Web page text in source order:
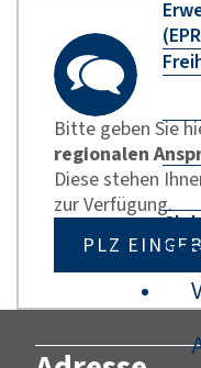
Bitte geben Sie
regionalen
Diese stehen
zur Verfügung.
PLZ